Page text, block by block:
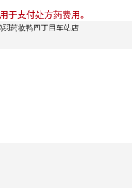
于支付处方药费用。
羽药妆鸭四丁目车站店